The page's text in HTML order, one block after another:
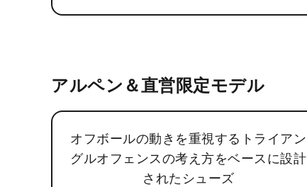
アルペン＆直営限定モデル
オフボールの動きを重視するトライアン
グルオフェンスの考え方をベースに設計
されたシューズ